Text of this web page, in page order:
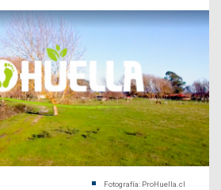
Fotografía: ProHuella.cl